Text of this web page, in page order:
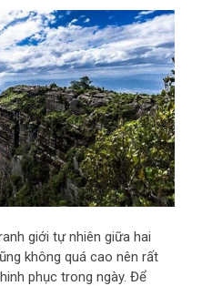
giới tự nhiên giữa hai
không quá cao nên rất
phục trong ngày. Để